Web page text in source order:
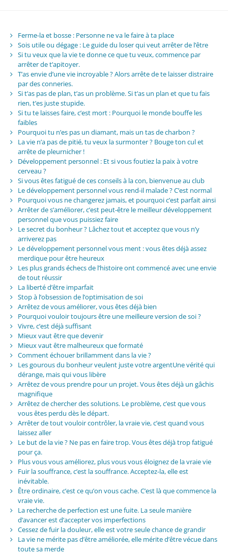
Ferme-la et bosse : Personne ne va le faire à ta place
Sois utile ou dégage : Le guide du loser qui veut arrêter de l’être
Si tu veux que la vie te donne ce que tu veux, commence par
arrêter de t’apitoyer.
T’as envie d’une vie incroyable ? Alors arrête de te laisser distraire
par des conneries.
Si t’as pas de plan, t’as un problème. Si t’as un plan et que tu fais
rien, t’es juste stupide.
Si tu te laisses faire, c’est mort : Pourquoi le monde bouffe les
faibles
Pourquoi tu n’es pas un diamant, mais un tas de charbon ?
La vie n’a pas de pitié, tu veux la surmonter ? Bouge ton cul et
arrête de pleurnicher !
Développement personnel : Et si vous foutiez la paix à votre
cerveau ?
Si vous êtes fatigué de ces conseils à la con, bienvenue au club
Le développement personnel vous rend-il malade ? C’est normal
Pourquoi vous ne changerez jamais, et pourquoi c’est parfait ainsi
Arrêter de s’améliorer, c’est peut-être le meilleur développement
personnel que vous puissiez faire
Le secret du bonheur ? Lâchez tout et acceptez que vous n’y
arriverez pas
Le développement personnel vous ment : vous êtes déjà assez
merdique pour être heureux
Les plus grands échecs de l’histoire ont commencé avec une envie
de tout réussir
La liberté d’être imparfait
Stop à l’obsession de l’optimisation de soi
Arrêtez de vous améliorer, vous êtes déjà bien
Pourquoi vouloir toujours être une meilleure version de soi ?
Vivre, c’est déjà suffisant
Mieux vaut être que devenir
Mieux vaut être malheureux que formaté
Comment échouer brillamment dans la vie ?
Les gourous du bonheur veulent juste votre argentUne vérité qui
dérange, mais qui vous libère
Arrêtez de vous prendre pour un projet. Vous êtes déjà un gâchis
magnifique
Arrêtez de chercher des solutions. Le problème, c’est que vous
vous êtes perdu dès le départ.
Arrêter de tout vouloir contrôler, la vraie vie, c’est quand vous
laissez aller
Le but de la vie ? Ne pas en faire trop. Vous êtes déjà trop fatigué
pour ça.
Plus vous vous améliorez, plus vous vous éloignez de la vraie vie
Fuir la souffrance, c’est la souffrance. Acceptez-la, elle est
inévitable.
Être ordinaire, c’est ce qu’on vous cache. C’est là que commence la
vraie vie.
La recherche de perfection est une fuite. La seule manière
d’avancer est d’accepter vos imperfections
Cessez de fuir la douleur, elle est votre seule chance de grandir
La vie ne mérite pas d’être améliorée, elle mérite d’être vécue dans
toute sa merde